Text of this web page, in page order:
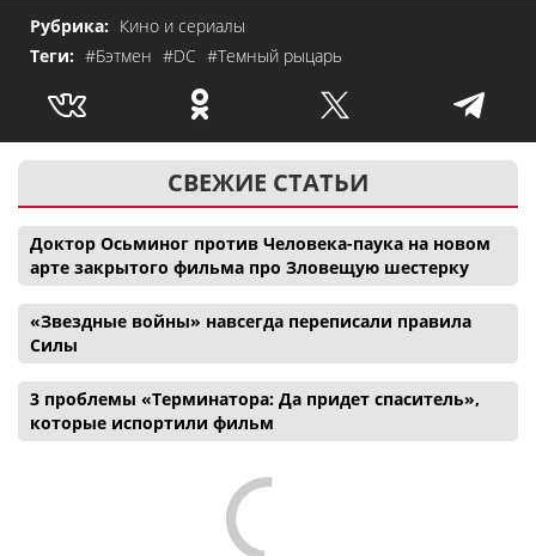
Рубрика: Кино и сериалы
Теги: #Бэтмен #DC #Темный рыцарь
СВЕЖИЕ СТАТЬИ
Доктор Осьминог против Человека-паука на новом
арте закрытого фильма про Зловещую шестерку
«Звездные войны» навсегда переписали правила
Силы
3 проблемы «Терминатора: Да придет спаситель»,
которые испортили фильм